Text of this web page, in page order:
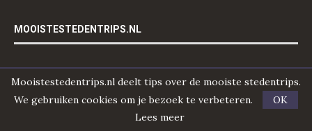
MOOISTESTEDENTRIPS.NL
Plan je stedentrip
Alle bestemmingen
Mooistestedentrips.nl deelt tips over de mooiste stedentrips.
We gebruiken cookies om je bezoek te verbeteren.
OK
Lees meer